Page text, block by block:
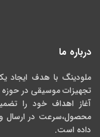
درباره ما
ملودینگ با هدف ایجاد
تجهیزات موسیقی در حوزه
آغاز اهداف خود را
محصول،سرعت در ارسال و
داده است.